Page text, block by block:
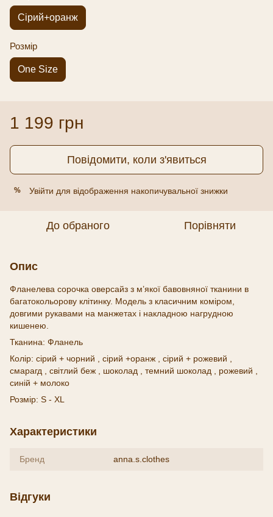
Сірий+оранж
Розмір
One Size
1 199 грн
Повідомити, коли з'явиться
% Увійти для відображення накопичувальної знижки
До обраного Порівняти
Опис
Фланелева сорочка оверсайз з м’якої бавовняної тканини в
багатокольорову клітинку. Модель з класичним коміром,
довгими рукавами на манжетах і накладною нагрудною
кишенею.
Тканина: Фланель
Колір: сірий + чорний , сірий +оранж , сірий + рожевий ,
смарагд , світлий беж , шоколад , темний шоколад , рожевий ,
синій + молоко
Розмір: S - XL
Характеристики
Бренд anna.s.clothes
Відгуки